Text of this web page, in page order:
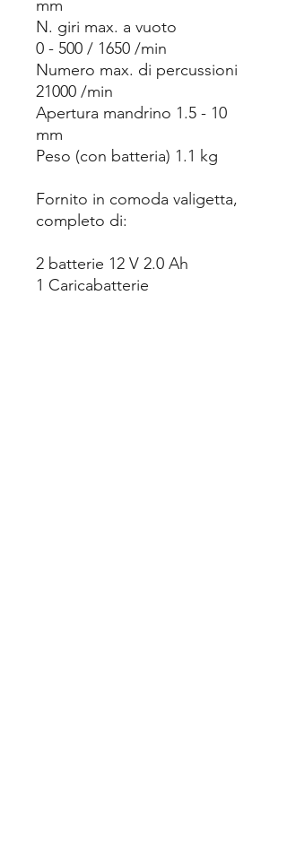
mm
N. giri max. a vuoto
0 - 500 / 1650 /min
Numero max. di percussioni
21000 /min
Apertura mandrino 1.5 - 10
mm
Peso (con batteria) 1.1 kg
Fornito in comoda valigetta,
completo di:
2 batterie 12 V 2.0 Ah
1 Caricabatterie